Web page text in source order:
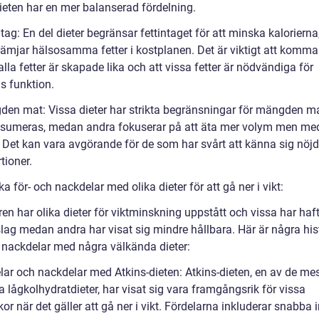
har en mer balanserad fördelning.
En del dieter begränsar fettintaget för att minska
hälsosamma fetter i kostplanen. Det är viktigt att
fetter är skapade lika och att vissa fetter är nödvändiga för
funktion.
mat: Vissa dieter har strikta begränsningar för mängden
medan andra fokuserar på att äta mer volym men
Det kan vara avgörande för de som har svårt att känna sig
för- och nackdelar med olika dieter för att gå ner i vikt:
har olika dieter för viktminskning uppstått och vissa har
medan andra har visat sig mindre hållbara. Här är några
med några välkända dieter:
och nackdelar med Atkins-dieten: Atkins-dieten, en av de
lågkolhydratdieter, har visat sig vara framgångsrik för vissa
när det gäller att gå ner i vikt. Fördelarna inkluderar snabba